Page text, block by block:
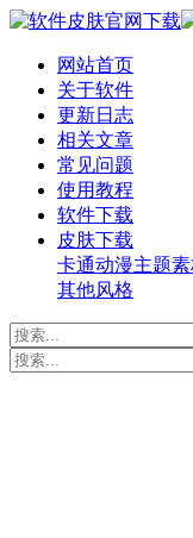
网站首页
关于软件
更新日志
相关文章
常见问题
使用教程
软件下载
皮肤下载
卡通动漫主题
其他风格